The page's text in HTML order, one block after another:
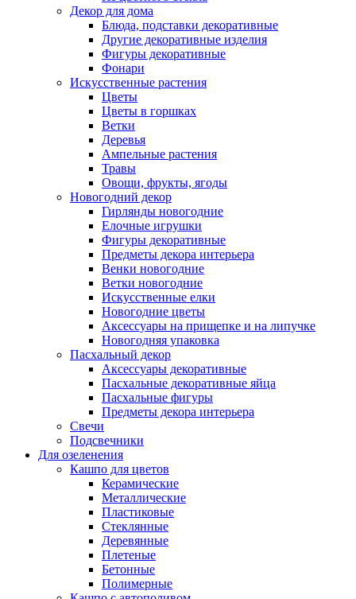
Декор для дома
Блюда, подставки декоративные
Другие декоративные изделия
Фигуры декоративные
Фонари
Искусственные растения
Цветы
Цветы в горшках
Ветки
Деревья
Ампельные растения
Травы
Овощи, фрукты, ягоды
Новогодний декор
Гирлянды новогодние
Елочные игрушки
Фигуры декоративные
Предметы декора интерьера
Венки новогодние
Ветки новогодние
Искусственные елки
Новогодние цветы
Аксессуары на прищепке и на липучке
Новогодняя упаковка
Пасхальный декор
Аксессуары декоративные
Пасхальные декоративные яйца
Пасхальные фигуры
Предметы декора интерьера
Свечи
Подсвечники
Для озеленения
Кашпо для цветов
Керамические
Металлические
Пластиковые
Стеклянные
Деревянные
Плетеные
Бетонные
Полимерные